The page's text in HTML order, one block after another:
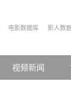
电影数据库 影人数
视频新闻